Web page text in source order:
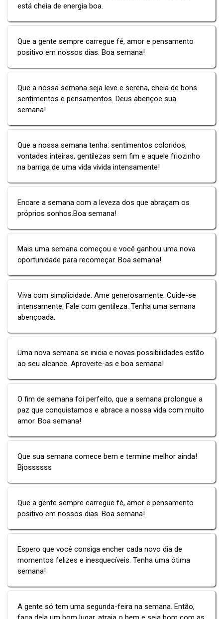
está cheia de energia boa.
Que a gente sempre carregue fé, amor e pensamento
positivo em nossos dias. Boa semana!
Que a nossa semana seja leve e serena, cheia de bons
sentimentos e pensamentos. Deus abençoe sua
semana!
Que a nossa semana tenha: sentimentos coloridos,
vontades inteiras, gentilezas sem fim e aquele friozinho
na barriga de uma vida vivida intensamente!
Encare a semana com a leveza dos que abraçam os
próprios sonhos.Boa semana!
Mais uma semana começou e você ganhou uma nova
oportunidade para recomeçar. Boa semana!
Viva com simplicidade. Ame generosamente. Cuide-se
intensamente. Fale com gentileza. Tenha uma semana
abençoada.
Uma nova semana se inicia e novas possibilidades estão
ao seu alcance. Aproveite-as e boa semana!
O fim de semana foi perfeito, que a semana prolongue a
paz que conquistamos e abrace a nossa vida com muito
amor. Boa semana!
Que sua semana comece bem e termine melhor ainda!
Bjossssss
Que a gente sempre carregue fé, amor e pensamento
positivo em nossos dias. Boa semana!
Espero que você consiga encher cada novo dia de
momentos felizes e inesquecíveis. Tenha uma ótima
semana!
A gente só tem uma segunda-feira na semana. Então,